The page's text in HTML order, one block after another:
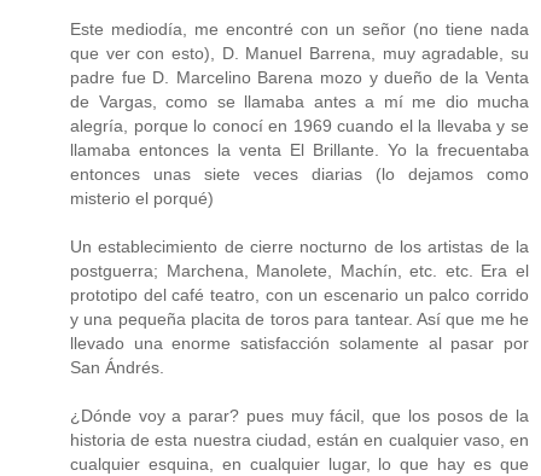
Este mediodía, me encontré con un señor (no tiene nada
que ver con esto), D. Manuel Barrena, muy agradable, su
padre fue D. Marcelino Barena mozo y dueño de la Venta
de Vargas, como se llamaba antes a mí me dio mucha
alegría, porque lo conocí en 1969 cuando el la llevaba y se
llamaba entonces la venta El Brillante. Yo la frecuentaba
entonces unas siete veces diarias (lo dejamos como
misterio el porqué)
Un establecimiento de cierre nocturno de los artistas de la
postguerra; Marchena, Manolete, Machín, etc. etc. Era el
prototipo del café teatro, con un escenario un palco corrido
y una pequeña placita de toros para tantear. Así que me he
llevado una enorme satisfacción solamente al pasar por
San Ándrés.
¿Dónde voy a parar? pues muy fácil, que los posos de la
historia de esta nuestra ciudad, están en cualquier vaso, en
cualquier esquina, en cualquier lugar, lo que hay es que